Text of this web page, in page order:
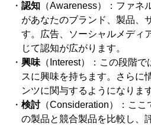
認知 （Awareness）：ファネ
があなたのブランド、製品、
す。広告、ソーシャルメディ
じて認知が広がります。
興味 （Interest）：この段階
スに興味を持ちます。さらに
ンツに関与するようになります
検討（Consideration）：ここ
の製品と競合製品を比較し、